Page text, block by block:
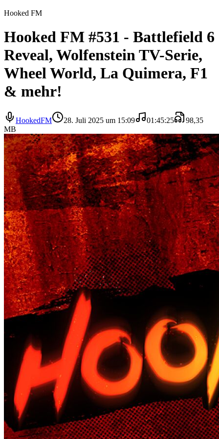
Hooked FM
Hooked FM #531 - Battlefield 6
Reveal, Wolfenstein TV-Serie,
Wheel World, La Quimera, F1
& mehr!
HookedFM 28. Juli 2025 um 15:09 01:45:25
98,35
MB